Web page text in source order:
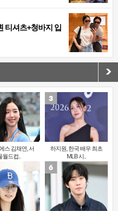
티셔츠+청바지 입
스 김채연, 서
월드컵..
하지원, 한국 배우 최초
MLB 시..